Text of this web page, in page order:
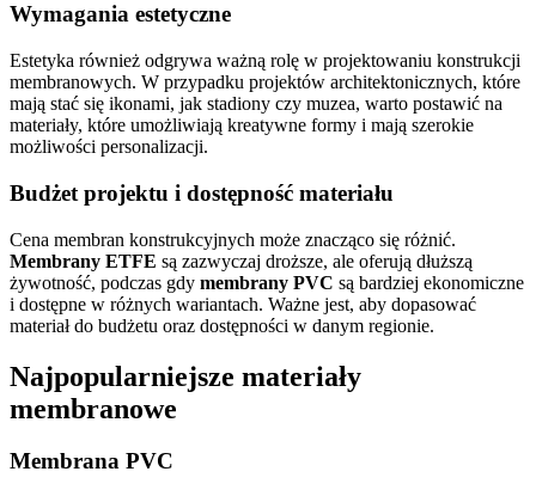
Wymagania estetyczne
Estetyka również odgrywa ważną rolę w projektowaniu konstrukcji
membranowych. W przypadku projektów architektonicznych, które
mają stać się ikonami, jak stadiony czy muzea, warto postawić na
materiały, które umożliwiają kreatywne formy i mają szerokie
możliwości personalizacji.
Budżet projektu i dostępność materiału
Cena membran konstrukcyjnych może znacząco się różnić.
Membrany ETFE są zazwyczaj droższe, ale oferują dłuższą
żywotność, podczas gdy membrany PVC są bardziej ekonomiczne
i dostępne w różnych wariantach. Ważne jest, aby dopasować
materiał do budżetu oraz dostępności w danym regionie.
Najpopularniejsze materiały
membranowe
Membrana PVC